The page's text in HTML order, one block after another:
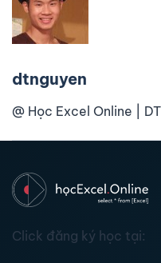
dtnguyen
@ Học Excel Online |
Click đăng ký học tại: